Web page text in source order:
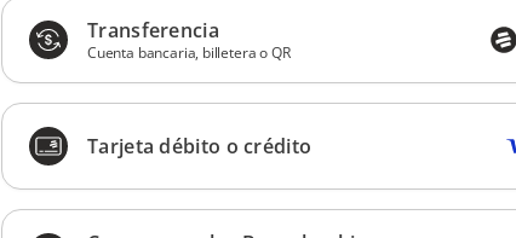
Transferencia
Cuenta bancaria, billetera o QR
Tarjeta débito o crédito